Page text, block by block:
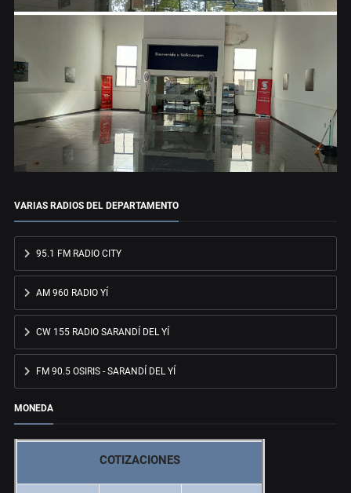
VARIAS RADIOS DEL DEPARTAMENTO
95.1 FM RADIO CITY
AM 960 RADIO YÍ
CW 155 RADIO SARANDÍ DEL YÍ
FM 90.5 OSIRIS - SARANDÍ DEL YÍ
MONEDA
COTIZACIONES